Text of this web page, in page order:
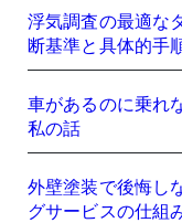
浮気調査の最適な
断基準と具体的手
車があるのに乗れ
私の話
外壁塗装で後悔し
グサービスの仕組